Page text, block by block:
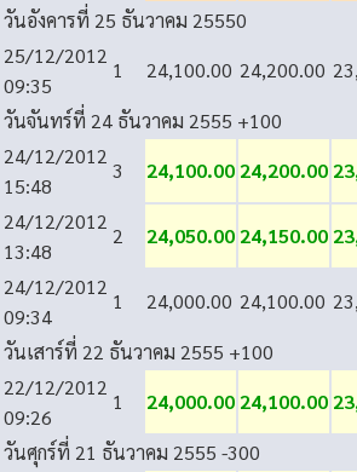
วันอังคารที่ 25 ธันวาคม 25550
25/12/2012
09:35
1 24,100.00 24,200.00
วันจันทร์ที่ 24 ธันวาคม 2555 +100
24/12/2012
15:48
3 24,100.00 24,200.00
24/12/2012
13:48
2 24,050.00 24,150.00
24/12/2012
09:34
1 24,000.00 24,100.00
วันเสาร์ที่ 22 ธันวาคม 2555 +100
22/12/2012
09:26
1 24,000.00 24,100.00
วันศุกร์ที่ 21 ธันวาคม 2555 -300